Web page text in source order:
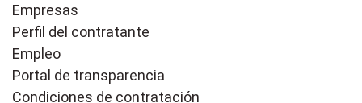
Empresas
Perfil del contratante
Empleo
Portal de transparencia
Condiciones de contratación